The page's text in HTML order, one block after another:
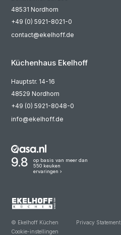
48531 Nordhorn
+49 (0) 5921-8021-0
contact@ekelhoff.de
Küchenhaus Ekelhoff
Hauptstr. 14-16
48529 Nordhorn
+49 (0) 5921-8048-0
info@ekelhoff.de
9.8
op basis van meer dan
550 keuken
ervaringen
© Ekelhoff Küchen Privacy Statement
Cookie-instellingen